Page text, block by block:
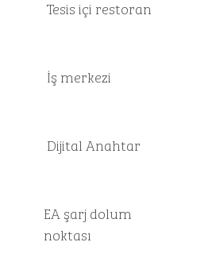
Tesis içi restoran
İş merkezi
Dijital Anahtar
EA şarj dolum
noktası